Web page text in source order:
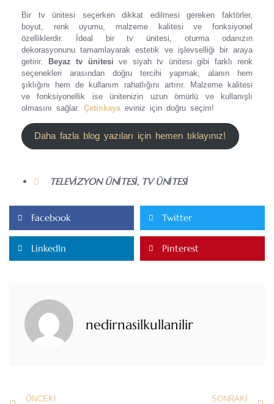
Bir tv ünitesi seçerken dikkat edilmesi gereken faktörler,
boyut, renk uyumu, malzeme kalitesi ve fonksiyonel
özelliklerdir. İdeal bir tv ünitesi, oturma odanızın
dekorasyonunu tamamlayarak estetik ve işlevselliği bir araya
getirir.
Beyaz tv ünitesi ve siyah tv ünitesi gibi farklı renk
seçenekleri arasından doğru tercihi yapmak, alanın hem
şıklığını hem de kullanım rahatlığını artırır. Malzeme kalitesi
ve fonksiyonellik ise ünitenizin uzun ömürlü ve kullanışlı
olmasını sağlar. Çetinkaya eviniz için doğru seçim!
Daha fazla blog yazıları için hemen tıklayınız!
TELEVIZYON ÜNITESI, TV ÜNITESI
Facebook Twitter
LinkedIn Pinterest
nedirnasilkullanilir
ÖNCEKI SONRAKI